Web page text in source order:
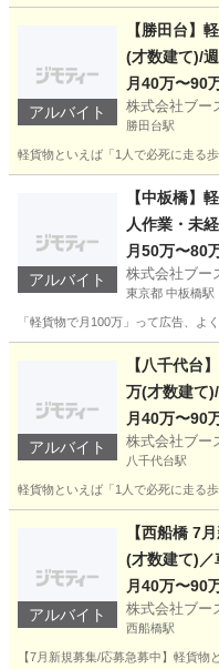
赤羽駅 ドラ
アルバイト
【勝田台】
(才数建て)/
月40万〜90
株式会社ブー
勝田台駅
軽貨物といえば「1人で必死に走る
勝田台駅
アルバイト
【中板橋】
人作業・未
月50万〜80
株式会社ブー
東京都 中板橋駅
「軽貨物で月100万」って広告、
中板橋駅
アルバイト
【八千代台
万(才数建て
月40万〜90
株式会社ブー
八千代台駅
軽貨物といえば「1人で必死に走る
八千代台駅
アルバイト
【西船橋 7
(才数建て)／
月40万〜90
株式会社ブー
西船橋駅
【7月新規募集/応募急募中】軽貨